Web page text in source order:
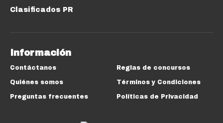
Clasificados PR
Información
Contáctanos
Quiénes somos
Preguntas frecuentes
Reglas de concursos
Términos y Condiciones
Políticas de Privacidad